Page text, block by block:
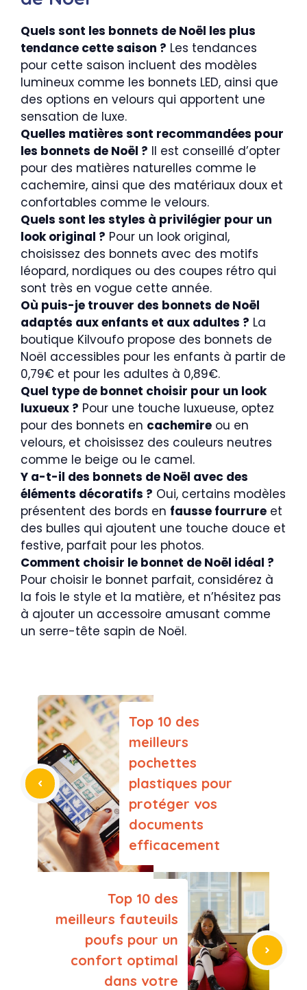
Quels sont les bonnets de Noël les plus
tendance cette saison ? Les tendances
pour cette saison incluent des modèles
lumineux comme les bonnets LED, ainsi que
des options en velours qui apportent une
sensation de luxe.
Quelles matières sont recommandées pour
les bonnets de Noël ? Il est conseillé d’opter
pour des matières naturelles comme le
cachemire, ainsi que des matériaux doux et
confortables comme le velours.
Quels sont les styles à privilégier pour un
look original ? Pour un look original,
choisissez des bonnets avec des motifs
léopard, nordiques ou des coupes rétro qui
sont très en vogue cette année.
Où puis-je trouver des bonnets de Noël
adaptés aux enfants et aux adultes ? La
boutique Kilvoufo propose des bonnets de
Noël accessibles pour les enfants à partir de
0,79€ et pour les adultes à 0,89€.
Quel type de bonnet choisir pour un look
luxueux ? Pour une touche luxueuse, optez
pour des bonnets en cachemire ou en
velours, et choisissez des couleurs neutres
comme le beige ou le camel.
Y a-t-il des bonnets de Noël avec des
éléments décoratifs ? Oui, certains modèles
présentent des bords en fausse fourrure et
des bulles qui ajoutent une touche douce et
festive, parfait pour les photos.
Comment choisir le bonnet de Noël idéal ?
Pour choisir le bonnet parfait, considérez à
la fois le style et la matière, et n’hésitez pas
à ajouter un accessoire amusant comme
un serre-tête sapin de Noël.
Top 10 des
meilleurs
pochettes
plastiques pour
protéger vos
documents
efficacement
Top 10 des
meilleurs fauteuils
poufs pour un
confort optimal
dans votre